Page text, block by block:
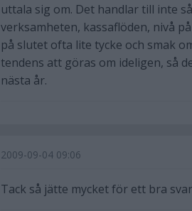
uttala sig om. Det handlar till inte
verksamheten, kassaflöden, nivå
på slutet ofta lite tycke och smak
tendens att göras om ideligen, så
nästa år.
2009-09-04 09:06
Tack så jätte mycket för ett bra